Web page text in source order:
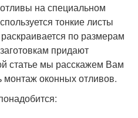
на специальном
тонкие листы
по размерам
придают
статье мы расскажем Вам
монтаж оконных отливов.